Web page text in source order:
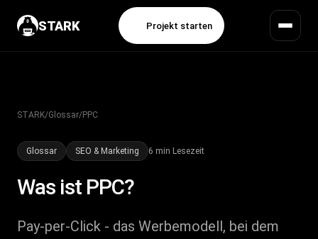
STARK Projekt starten
STARK/Glossar/PPC
Glossar SEO & Marketing 6 min Lesezeit
Was ist PPC?
Pay-per-Click - das Werbemodell, bei dem